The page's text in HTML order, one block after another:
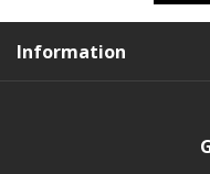
Information